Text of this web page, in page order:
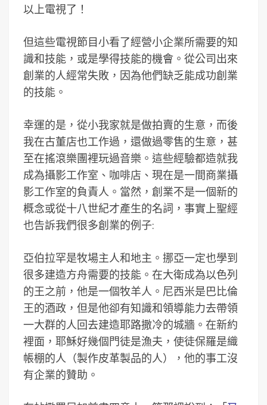
以上電視了！
但這些電視節目小看了經營小企業所需要的知
識和技能，或是學得技能的機會。從公司出來
創業的人經常失敗，因為他們缺乏能成功創業
的技能。
幸運的是，從小我家就是做拍賣的生意，而後
我在古董店也工作過，還做過零售的生意，甚
至在搖滾樂團裡玩過音樂。這些經驗都造就我
成為攝影工作室、咖啡店、現在是一間商業攝
影工作室的負責人。當然，創業不是一個新的
概念或從十八世紀才產生的名詞，事實上聖經
也告訴我們很多創業的例子:
亞伯拉罕是牧場主人和地主。挪亞一定也學到
很多建造方舟需要的技能。在大衛成為以色列
的王之前，他是一個牧羊人。尼西米是巴比倫
王的酒政，但是他卻有知識和領導能力去帶領
一大群的人回去建造耶路撒冷的城牆。在新約
裡面，耶穌好幾個門徒是漁夫，使徒保羅是織
帳棚的人（製作皮革製品的人），他的事工沒
有企業的贊助。